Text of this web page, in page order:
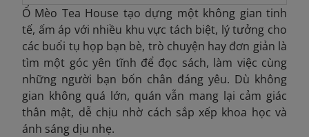
Ổ Mèo Tea House tạo dựng một không gian tinh
tế, ấm áp với nhiều khu vực tách biệt, lý tưởng cho
các buổi tụ họp bạn bè, trò chuyện hay đơn giản là
tìm một góc yên tĩnh để đọc sách, làm việc cùng
những người bạn bốn chân đáng yêu. Dù không
gian không quá lớn, quán vẫn mang lại cảm giác
thân mật, dễ chịu nhờ cách sắp xếp khoa học và
ánh sáng dịu nhẹ.